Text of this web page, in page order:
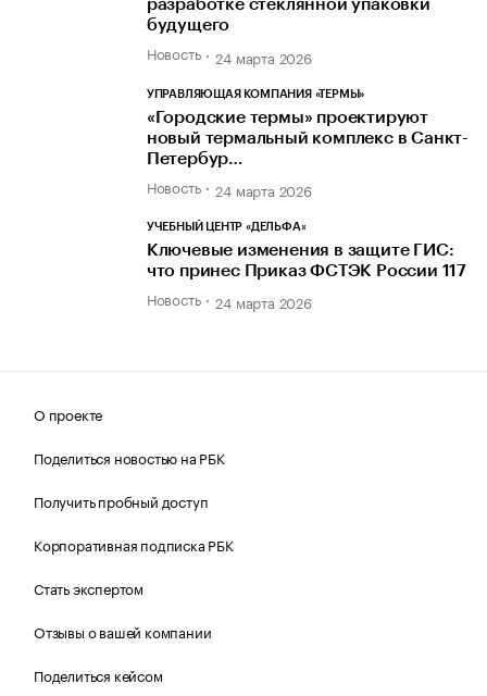
разработке стеклянной упаковки
будущего
Новость 24 марта 2026
УПРАВЛЯЮЩАЯ КОМПАНИЯ «ТЕРМЫ»
«Городские термы» проектируют
новый термальный комплекс в Санкт-
Петербур…
Новость 24 марта 2026
УЧЕБНЫЙ ЦЕНТР «ДЕЛЬФА»
Ключевые изменения в защите ГИС:
что принес Приказ ФСТЭК России 117
Новость 24 марта 2026
О проекте
Поделиться новостью на РБК
Получить пробный доступ
Корпоративная подписка РБК
Стать экспертом
Отзывы о вашей компании
Поделиться кейсом